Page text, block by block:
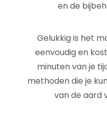
en de
Gelukkig is het
eenvoudig en
minuten van je
methoden die je
van de aard